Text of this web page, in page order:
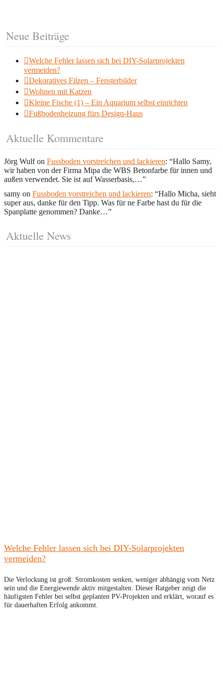
Neue Beiträge
Welche Fehler lassen sich bei DIY-Solarprojekten
vermeiden?
Dekoratives Filzen – Fensterbilder
Wohnen mit Katzen
Kleine Fische (1) – Ein Aquarium selbst einrichten
Fußbodenheizung fürs Design-Haus
Aktuelle Kommentare
Jörg Wulfon Fussboden vorstreichen und lackieren: “Hallo Samy,
wir haben von der Firma Mipa die WBS Betonfarbe für innen und
außen verwendet. Sie ist auf Wasserbasis,…”
samy on Fussboden vorstreichen und lackieren: “Hallo Micha, sieht
super aus, danke für den Tipp. Was für ne Farbe hast du für die
Spanplatte genommen? Danke…”
Aktuelle News
Welche Fehler lassen sich bei DIY-Solarprojekten
vermeiden?
Die Verlockung ist groß: Stromkosten senken, weniger abhängig vom Netz
sein und die Energiewende aktiv mitgestalten. Dieser Ratgeber zeigt die
häufigsten Fehler bei selbst geplanten PV-Projekten und erklärt, worauf es
für dauerhaften Erfolg ankommt.